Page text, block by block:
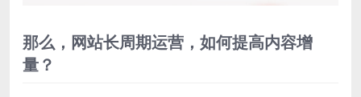
那么，网站长周期运营，如何提高内容增
量？